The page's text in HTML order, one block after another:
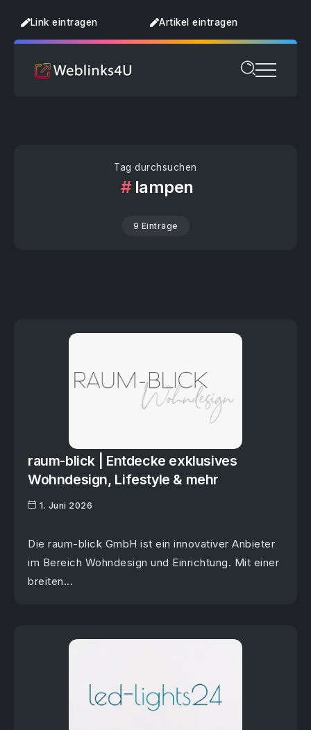
Link eintragen Artikel eintragen
Tag durchsuchen
lampen
9 Einträge
raum-blick | Entdecke exklusives
Wohndesign, Lifestyle & mehr
1. Juni 2026
Die raum-blick GmbH ist ein innovativer Anbieter
im Bereich Wohndesign und Einrichtung. Mit einer
breiten...